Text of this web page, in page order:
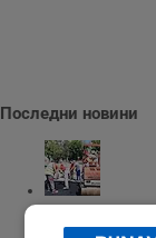
Последни новини
Продължава